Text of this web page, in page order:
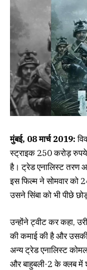
मुंबई, 08 मार्च 2019:
स्ट्राइक 250 करोड़
है। ट्रेड एनालिस्ट तरण
इस फिल्म ने सोमवार को
उसने सिंबा को भी पीछे
उन्होंने ट्वीट कर कहा,
की कमाई की है और
अन्य ट्रेड एनालिस्ट
और बाहुबली-2 के क्लब में